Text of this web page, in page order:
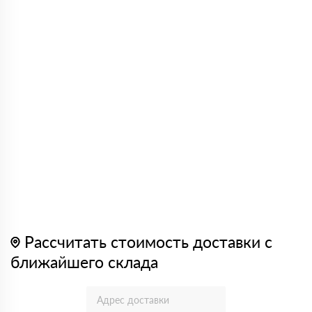
Рассчитать стоимость доставки с
ближайшего склада